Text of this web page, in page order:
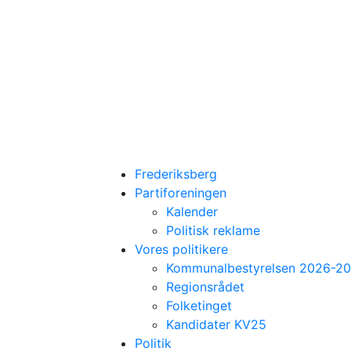
Frederiksberg
Partiforeningen
Kalender
Politisk reklame
Vores politikere
Kommunalbestyrelsen 2026-
Regionsrådet
Folketinget
Kandidater KV25
Politik